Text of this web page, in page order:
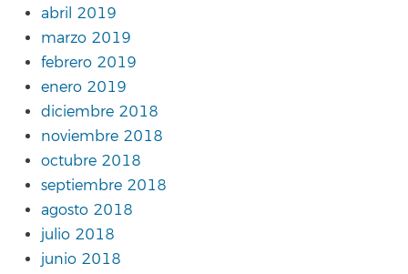
abril 2019
marzo 2019
febrero 2019
enero 2019
diciembre 2018
noviembre 2018
octubre 2018
septiembre 2018
agosto 2018
julio 2018
junio 2018